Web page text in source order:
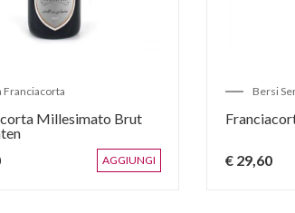
Franciacorta DOCG Saten
€ 28,90